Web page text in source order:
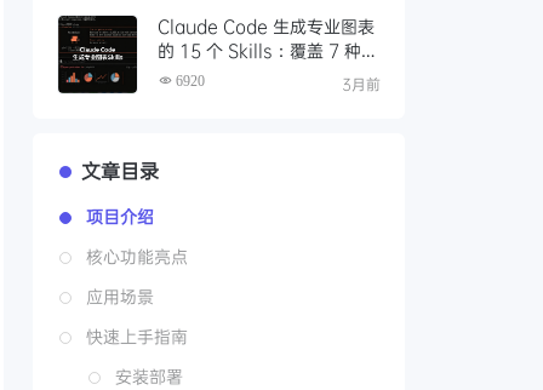
Claude Code 生成专业图表
的 15 个 Skills：覆盖 7 种渲
染引擎的完整指南
6920 3月前
文章目录
项目介绍
核心功能亮点
应用场景
快速上手指南
安装部署